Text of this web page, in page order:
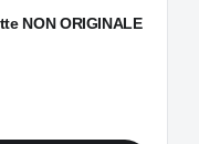
NON ORIGINALE